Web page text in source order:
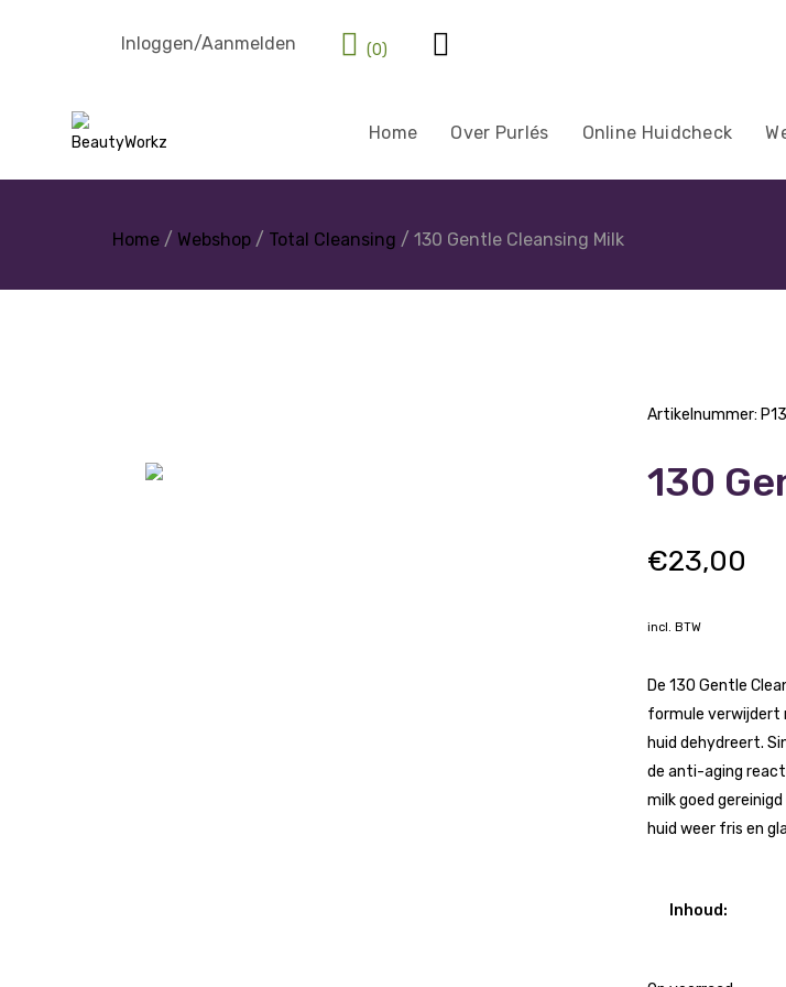
Home Over Purlés Online Huidcheck
Inloggen/Aanmelden (0)
Home / Webshop / Total Cleansing / 130 Gentle Cleansing Milk
Artikelnummer:
130
€23,00
incl. BTW
De 130 Gentle
formule verwijdert
huid dehydreert.
de anti-aging
milk goed
huid weer fris en
Inhoud: